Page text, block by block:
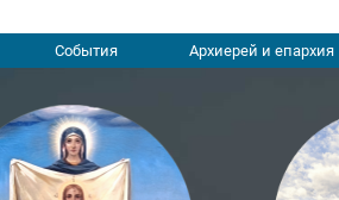
События Архиерей и епархия